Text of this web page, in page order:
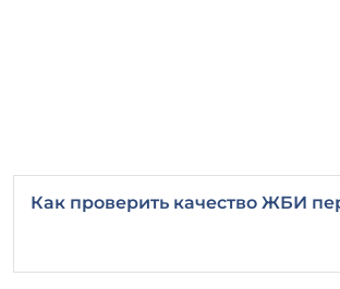
Как проверить качество ЖБИ